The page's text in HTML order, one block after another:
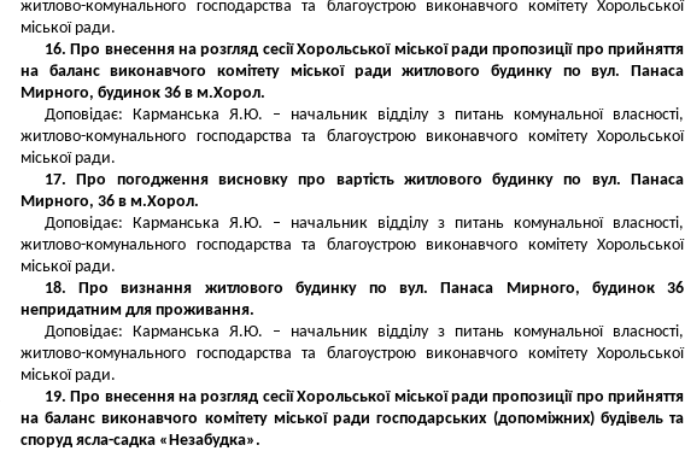
житлово-комунального господарства та благоустрою виконавчого комітету Хорольської
міської ради.
16. Про внесення на розгляд сесії Хорольської міської ради пропозиції про прийняття
на баланс виконавчого комітету міської ради житлового будинку по вул. Панаса
Мирного, будинок 36 в м.Хорол.
Доповідає: Карманська Я.Ю. – начальник відділу з питань комунальної власності,
житлово-комунального господарства та благоустрою виконавчого комітету Хорольської
міської ради.
17. Про погодження висновку про вартість житлового будинку по вул. Панаса
Мирного, 36 в м.Хорол.
Доповідає: Карманська Я.Ю. – начальник відділу з питань комунальної власності,
житлово-комунального господарства та благоустрою виконавчого комітету Хорольської
міської ради.
18. Про визнання житлового будинку по вул. Панаса Мирного, будинок 36
непридатним для проживання.
Доповідає: Карманська Я.Ю. – начальник відділу з питань комунальної власності,
житлово-комунального господарства та благоустрою виконавчого комітету Хорольської
міської ради.
19. Про внесення на розгляд сесії Хорольської міської ради пропозиції про прийняття
на баланс виконавчого комітету міської ради господарських (допоміжних) будівель та
споруд ясла-садка «Незабудка».